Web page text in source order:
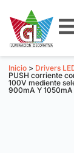
Inicio > Drivers
PUSH corriente
100V mediente
900mA Y 1050mA